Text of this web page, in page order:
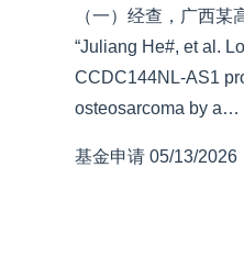
（一）经查，广西
“Juliang He#, et al.
CCDC144NL-AS1
osteosarcoma by a…
基金申请 05/13/2026